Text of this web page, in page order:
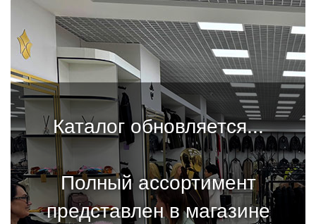
Каталог обновляется...
Полный ассортимент
представлен в магазине